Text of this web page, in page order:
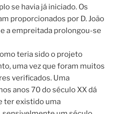
se havia já iniciado. Os
proporcionados por D. João
a empreitada prolongou-se
teria sido o projeto
uma vez que foram muitos
verificados. Uma
anos 70 do século XX dá
ter existido uma